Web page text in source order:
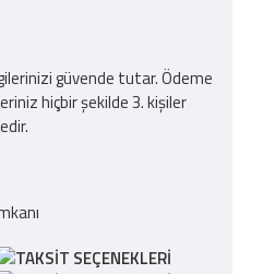
güvende tutar. Ödeme
hiçbir şekilde 3. kişiler